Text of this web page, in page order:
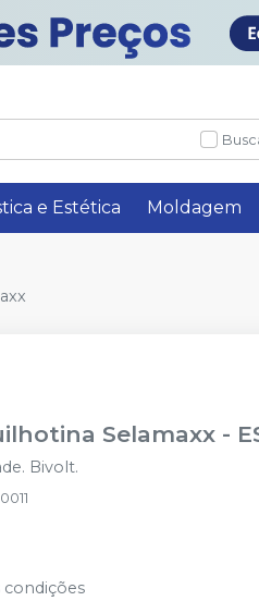
e Estética Moldagem
Selamaxx -
Bivolt.
condições